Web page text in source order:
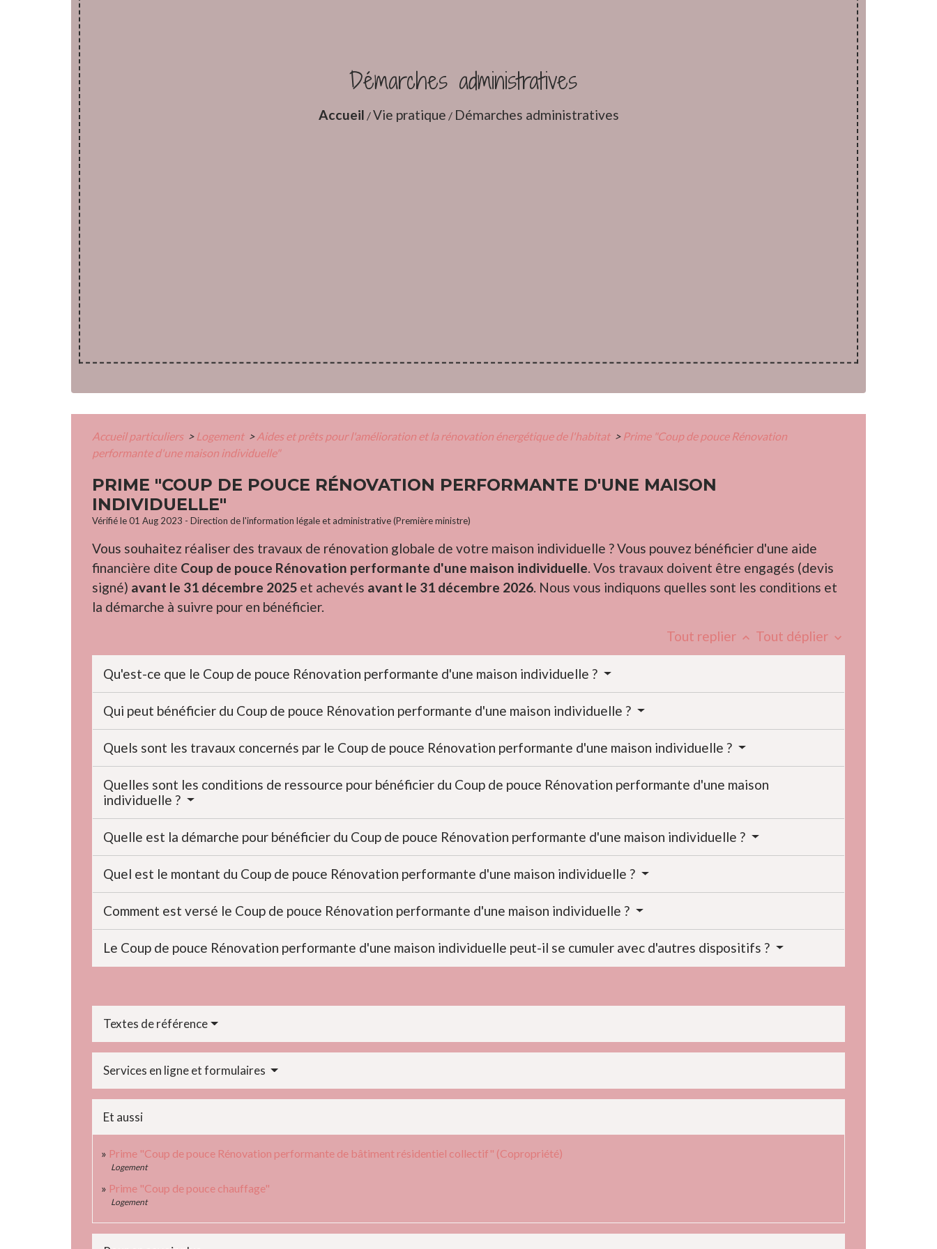
Démarches administratives
Accueil /Vie pratique / Démarches administratives
Accueil particuliers > Logement > Aides et prêts pour l'amélioration et la rénovation énergétique de l'habitat > Prime "Coup de pouce Rénovation
performante d'une maison individuelle"
PRIME "COUP DE POUCE RÉNOVATION PERFORMANTE D'UNE MAISON
INDIVIDUELLE"
Vérifié le 01 Aug 2023 - Direction de l'information légale et administrative (Première ministre)
Vous souhaitez réaliser des travaux de rénovation globale de votre maison individuelle ? Vous pouvez bénéficier d'une aide
financière dite Coup de pouce Rénovation performante d'une maison individuelle. Vos travaux doivent être engagés (devis
signé) avant le 31 décembre 2025 et achevés avant le 31 décembre 2026. Nous vous indiquons quelles sont les conditions et
la démarche à suivre pour en bénéficier.
Tout replier keyboard_arrow_up Tout déplier keyboard_arrow_down
Qu'est-ce que le Coup de pouce Rénovation performante d'une maison individuelle ?
Qui peut bénéficier du Coup de pouce Rénovation performante d'une maison individuelle ?
Quels sont les travaux concernés par le Coup de pouce Rénovation performante d'une maison individuelle ?
Quelles sont les conditions de ressource pour bénéficier du Coup de pouce Rénovation performante d'une maison
individuelle ?
Quelle est la démarche pour bénéficier du Coup de pouce Rénovation performante d'une maison individuelle ?
Quel est le montant du Coup de pouce Rénovation performante d'une maison individuelle ?
Comment est versé le Coup de pouce Rénovation performante d'une maison individuelle ?
Le Coup de pouce Rénovation performante d'une maison individuelle peut-il se cumuler avec d'autres dispositifs ?
Textes de référence
Services en ligne et formulaires
Et aussi
Prime "Coup de pouce Rénovation performante de bâtiment résidentiel collectif" (Copropriété)
Logement
Prime "Coup de pouce chauffage"
Logement